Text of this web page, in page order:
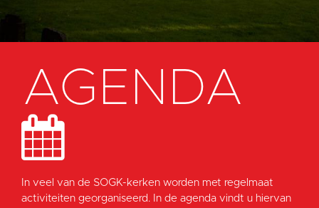
AGENDA
In veel van de SOGK-kerken worden met regelmaat
activiteiten georganiseerd. In de agenda vindt u hiervan